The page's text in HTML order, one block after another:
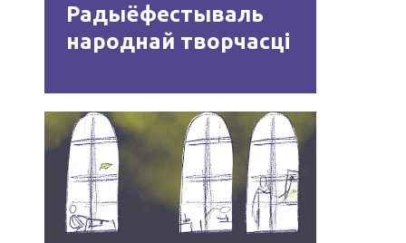
Радыёфестываль
народнай творчасці